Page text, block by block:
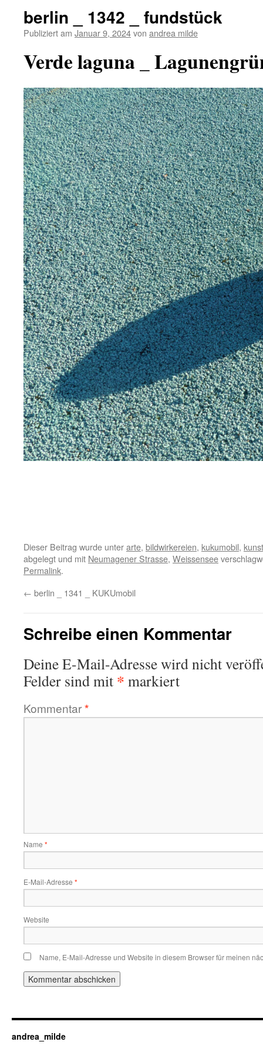
berlin _ 1342 _ fundstück
Publiziert am Januar 9, 2024von andrea milde
Verde laguna _
Dieser Beitrag wurde unterarte, bildwirkereien, kukumobil, kunst
abgelegt und mit Neumagener Strasse, Weissensee
Permalink.
← berlin _ 1341 _ KUKUmobil
Schreibe einen Kommentar
Deine E-Mail-Adresse wird nicht
Felder sind mit * markiert
Kommentar*
Name *
E-Mail-Adresse *
Website
Name, E-Mail-Adresse und Website in diesem Browser für meinen
andrea_milde